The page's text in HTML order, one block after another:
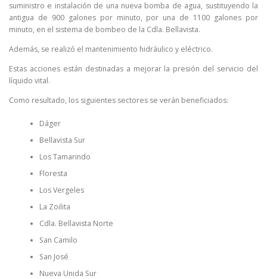
suministro e instalación de una nueva bomba de agua, sustituyendo la
antigua de 900 galones por minuto, por una de 1100 galones por
minuto, en el sistema de bombeo de la Cdla. Bellavista.
Además, se realizó el mantenimiento hidráulico y eléctrico.
Estas acciones están destinadas a mejorar la presión del servicio del
líquido vital.
Como resultado, los siguientes sectores se verán beneficiados:
Dáger
Bellavista Sur
Los Tamarindo
Floresta
Los Vergeles
La Zoilita
Cdla. Bellavista Norte
San Camilo
San José
Nueva Unida Sur